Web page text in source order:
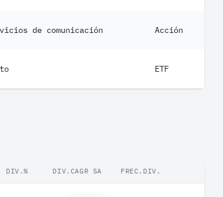
de comunicación Acción
ETF
DIV.% DIV.CAGR 5A FREC.DIV.